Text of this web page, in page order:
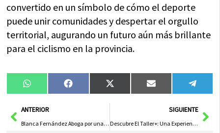
convertido en un símbolo de cómo el deporte
puede unir comunidades y despertar el orgullo
territorial, augurando un futuro aún más brillante
para el ciclismo en la provincia.
Compartir
en
WhatsAppCompartir
en
FacebookCompartir
en
X
(Twitter)
Compartir
en
Email
en
AntANTERIOR
Blanca Fernández Aboga por una PAC Fuerte para el Sector Primario y el Relevo Generacional
SIGUIENTE
Descubre El Taller+: Una Experiencia Turística Inolvidable en el Corazón de la Junta